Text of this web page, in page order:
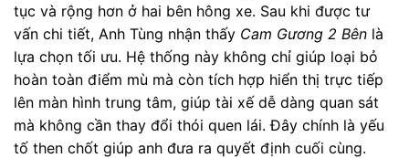
tục và rộng hơn ở hai bên hông xe. Sau khi được tư
vấn chi tiết, Anh Tùng nhận thấy Cam Gương 2 Bên là
lựa chọn tối ưu. Hệ thống này không chỉ giúp loại bỏ
hoàn toàn điểm mù mà còn tích hợp hiển thị trực tiếp
lên màn hình trung tâm, giúp tài xế dễ dàng quan sát
mà không cần thay đổi thói quen lái. Đây chính là yếu
tố then chốt giúp anh đưa ra quyết định cuối cùng.